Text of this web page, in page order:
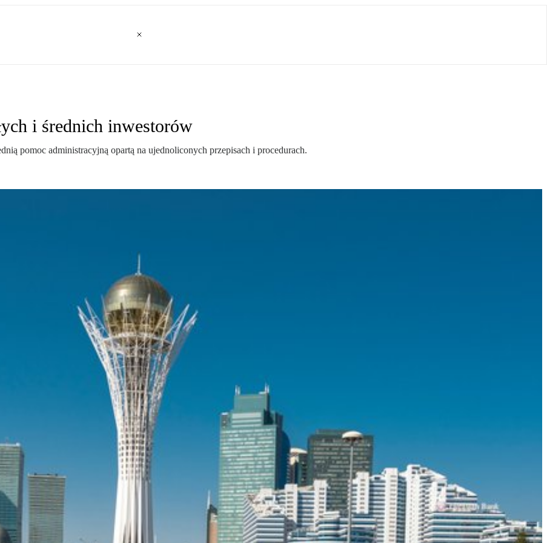
i średnich inwestorów
pomoc administracyjną opartą na ujednoliconych przepisach i procedurach.